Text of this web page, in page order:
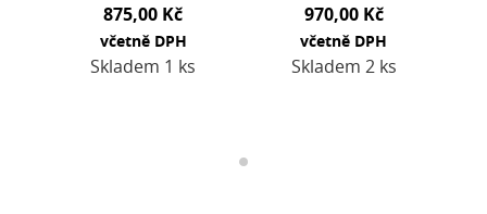
875,00 Kč
včetně DPH
Skladem 1 ks
970,00 Kč
včetně DPH
Skladem 2 ks